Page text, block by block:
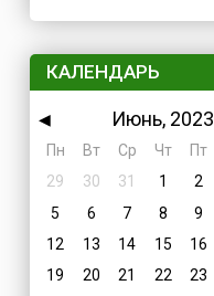
КАЛЕНДАРЬ
◀ Июнь, 2023
Пн
Вт Ср Чт Пт
29
30 31 1 2
5
6 7 8 9
12
13 14 15 16
19
20 21 22 23